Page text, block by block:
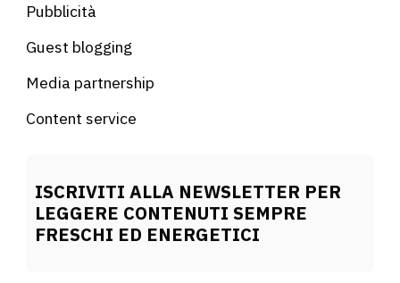
Pubblicità
Guest blogging
Media partnership
Content service
ISCRIVITI ALLA NEWSLETTER PER
LEGGERE CONTENUTI SEMPRE
FRESCHI ED ENERGETICI